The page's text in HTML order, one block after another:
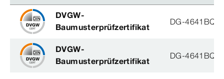
DVGW-
Baumusterprüfzertifikat
DG-
DVGW-
Baumusterprüfzertifikat
DG-